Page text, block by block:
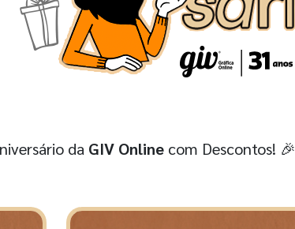
da GIV Onlinecom Descontos! 🎉